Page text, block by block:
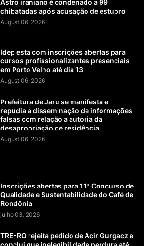
Astro iraniano é condenado a 99
chibatadas após acusação de estupro
August 06, 2026
Idep está com inscrições abertas para
cursos profissionalizantes presenciais
em Porto Velho até dia 13
August 06, 2026
Prefeitura de Jaru se manifesta e
repudia a disseminação de informações
falsas com relação a autoria da
desapropriação de residência
August 06, 2026
Inscrições abertas para 11º Concurso de
Qualidade e Sustentabilidade do Café de
Rondônia
julho 03, 2026
TRE-RO rejeita pedido de Acir Gurgacz e